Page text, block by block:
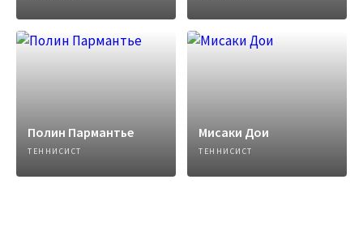
Полин Пармантье
ТЕННИСИСТ
Мисаки Дои
ТЕННИСИСТ